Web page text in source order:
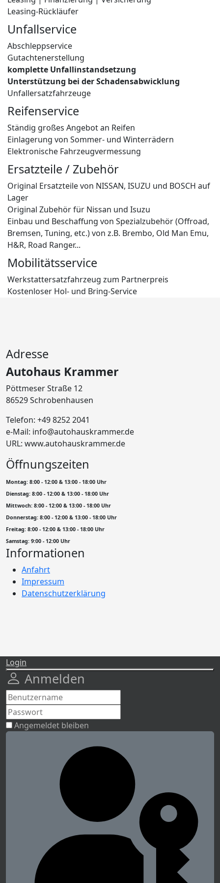
Leasing-Rückläufer
Unfallservice
Abschleppservice
Gutachtenerstellung
komplette Unfallinstandsetzung
Unterstützung bei der Schadensabwicklung
Unfallersatzfahrzeuge
Reifenservice
Ständig großes Angebot an Reifen
Einlagerung von Sommer- und Winterrädern
Elektronische Fahrzeugvermessung
Ersatzteile / Zubehör
Original Ersatzteile von NISSAN, ISUZU und BOSCH auf
Lager
Original Zubehör für Nissan und Isuzu
Einbau und Beschaffung von Spezialzubehör (Offroad,
Bremsen, Tuning, etc.) von z.B. Brembo, Old Man Emu,
H&R, Road Ranger...
Mobilitätsservice
Werkstattersatzfahrzeug zum Partnerpreis
Kostenloser Hol- und Bring-Service
Adresse
Autohaus Krammer
Pöttmeser Straße 12
86529 Schrobenhausen
Telefon: +49 8252 2041
e-Mail: info@autohauskrammer.de
URL: www.autohauskrammer.de
Öffnungszeiten
Montag: 8:00 - 12:00 & 13:00 - 18:00 Uhr
Dienstag: 8:00 - 12:00 & 13:00 - 18:00 Uhr
Mittwoch: 8:00 - 12:00 & 13:00 - 18:00 Uhr
Donnerstag: 8:00 - 12:00 & 13:00 - 18:00 Uhr
Freitag: 8:00 - 12:00 & 13:00 - 18:00 Uhr
Samstag: 9:00 - 12:00 Uhr
Informationen
Anfahrt
Impressum
Datenschutzerklärung
Login
Anmelden
Angemeldet bleiben